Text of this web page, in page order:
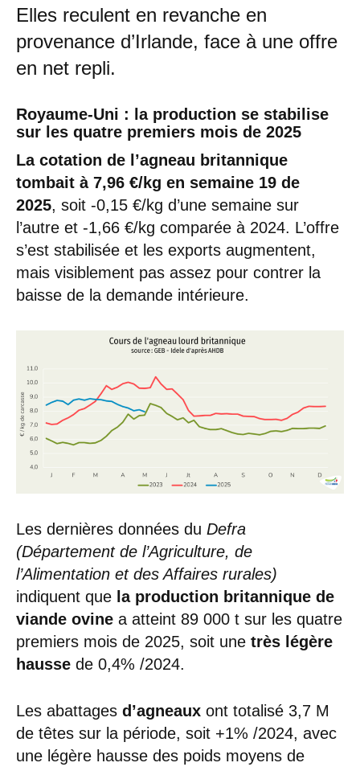
Elles reculent en revanche en
provenance d’Irlande, face à une offre
en net repli.
Royaume-Uni : la production se stabilise
sur les quatre premiers mois de 2025
La cotation de l’agneau britannique
tombait à 7,96 €/kg en semaine 19 de
2025, soit -0,15 €/kg d’une semaine sur
l’autre et -1,66 €/kg comparée à 2024. L’offre
s’est stabilisée et les exports augmentent,
mais visiblement pas assez pour contrer la
baisse de la demande intérieure.
Les dernières données du Defra
(Département de l’Agriculture, de
l’Alimentation et des Affaires rurales)
indiquent que la production britannique de
viande ovine a atteint 89 000 t sur les quatre
premiers mois de 2025, soit une très légère
hausse de 0,4% /2024.
Les abattages d’agneaux ont totalisé 3,7 M
de têtes sur la période, soit +1% /2024, avec
une légère hausse des poids moyens de